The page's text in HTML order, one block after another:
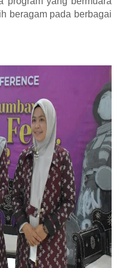
beragam pada berbagai